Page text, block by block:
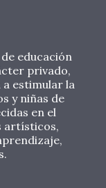
educación
privado,
a estimular la
y niñas de
en el
artísticos,